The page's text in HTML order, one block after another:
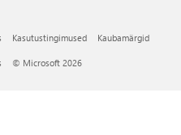
Kasutustingimused Kaubamärgid
© Microsoft 2026